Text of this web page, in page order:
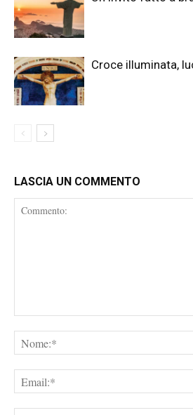
Croce illuminata,
LASCIA UN COMMENTO